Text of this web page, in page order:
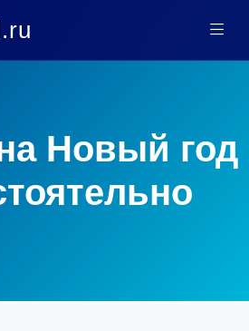
Новый год